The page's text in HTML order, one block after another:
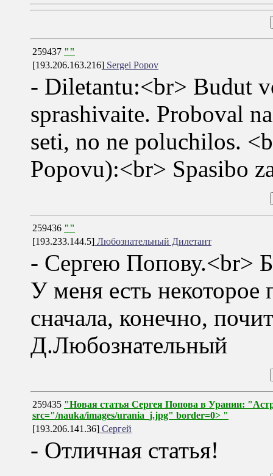
259437 ""
[193.206.163.216] Sergei Popov
- Diletantu:<br> Budut
sprashivaite. Proboval
seti, no ne poluchilos.
Popovu):<br> Spasibo
259436 ""
[193.233.144.5] Любознательный Дилетант
- Сергею Попову.<br>
У меня есть
сначала, конечно,
Д.Любознательный
259435 "Новая статья Сергея Попова в Урании:
src="/nauka/images/urania_j.jpg" border=0> "
[193.206.141.36] Сергей
- Отличная статья!